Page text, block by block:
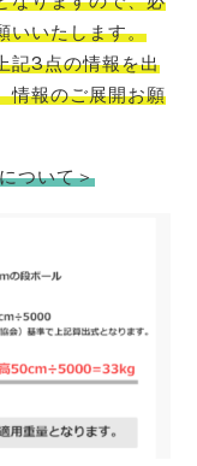
いいたします。
記3点の情報を出
情報のご展開お願
ついて＞